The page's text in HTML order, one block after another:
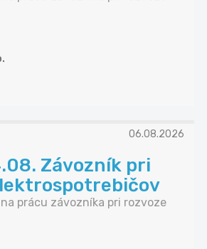
06.08.2026
Závozník pri
prácu závozníka pri rozvoze